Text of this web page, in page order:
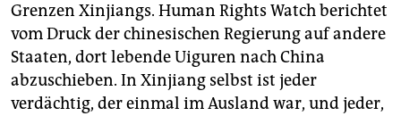
Grenzen Xinjiangs. Human Rights Watch berichtet
vom Druck der chinesischen Regierung auf andere
Staaten, dort lebende Uiguren nach China
abzuschieben. In Xinjiang selbst ist jeder
verdächtig, der einmal im Ausland war, und jeder,